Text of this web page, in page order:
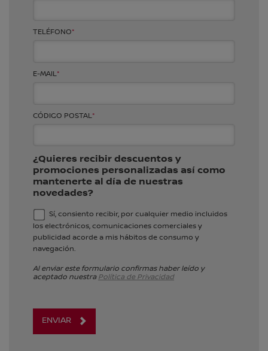
C/ Ses Falques, 4
F
ROMAUTO
17430 - Santa Coloma de Farners
Girona
Telf.972 842 811
Ventas y Servicios
SELECCIONAR
TELÉFONO*
E-MAIL*
CÓDIGO POSTAL*
¿Quieres recibir descuentos y
promociones personalizadas así como
mantenerte al día de nuestras
novedades?
Sí, consiento recibir, por cualquier medio incluidos
los electrónicos, comunicaciones comerciales y
publicidad acorde a mis hábitos de consumo y
navegación.
Al enviar este formulario confirmas haber leído y
aceptado nuestra Política de Privacidad
ENVIAR